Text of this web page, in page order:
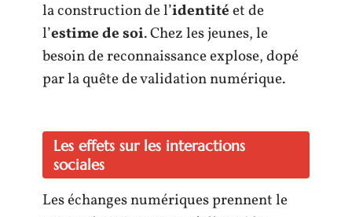
la construction de l’identitéet de
l’estime de soi. Chez les jeunes, le
besoin de reconnaissance explose, dopé
par la quête de validation numérique.
Les effets sur les interactions
sociales
Les échanges numériques prennent le